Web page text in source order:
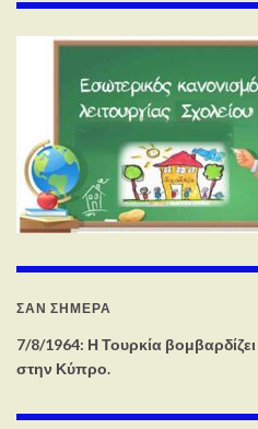
ΣΑΝ ΣΉΜΕΡΑ
7/8/1964: Η Τουρκία
στην Κύπρο.